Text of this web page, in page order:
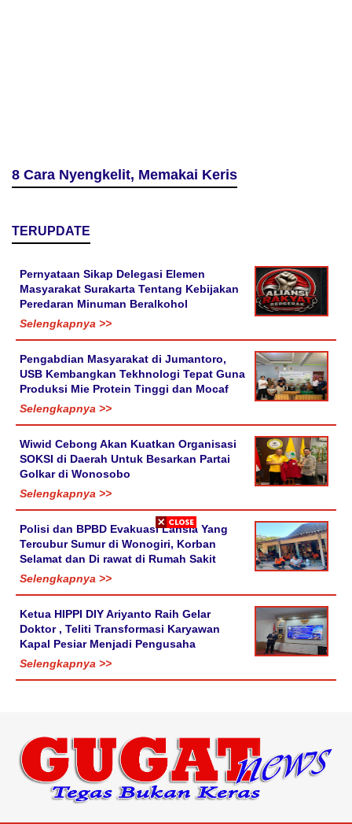
8 Cara Nyengkelit, Memakai Keris
TERUPDATE
Pernyataan Sikap Delegasi Elemen
Masyarakat Surakarta Tentang Kebijakan
Peredaran Minuman Beralkohol
Selengkapnya >>
Pengabdian Masyarakat di Jumantoro,
USB Kembangkan Tekhnologi Tepat Guna
Produksi Mie Protein Tinggi dan Mocaf
Selengkapnya >>
Wiwid Cebong Akan Kuatkan Organisasi
SOKSI di Daerah Untuk Besarkan Partai
Golkar di Wonosobo
Selengkapnya >>
Polisi dan BPBD Evakuasi Lansia Yang
Tercubur Sumur di Wonogiri, Korban
Selamat dan Di rawat di Rumah Sakit
Selengkapnya >>
Ketua HIPPI DIY Ariyanto Raih Gelar
Doktor , Teliti Transformasi Karyawan
Kapal Pesiar Menjadi Pengusaha
Selengkapnya >>